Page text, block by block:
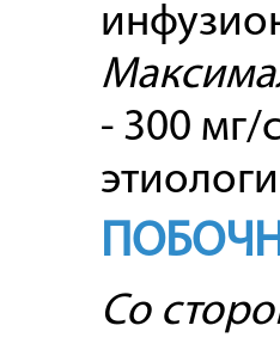
- 300 мг/
Со